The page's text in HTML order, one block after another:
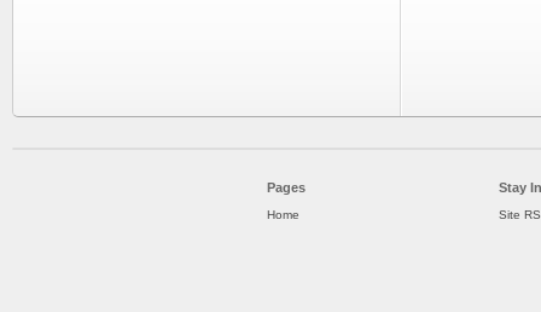
Pages
Home
Stay
Site